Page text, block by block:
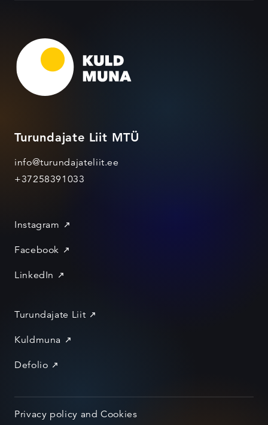
Turundajate Liit MTÜ
info@turundajateliit.ee
+37258391033
Instagram
Facebook
LinkedIn
Turundajate Liit
Kuldmuna
Defolio
Privacy policy and Cookies